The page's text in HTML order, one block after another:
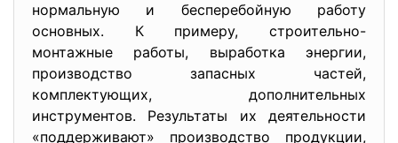
нормальную и бесперебойную работу
основных. К примеру, строительно-
монтажные работы, выработка энергии,
производство запасных частей,
комплектующих, дополнительных
инструментов. Результаты их деятельности
«поддерживают» производство продукции,